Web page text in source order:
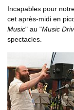
Incapables pour
cet après-midi en
Music" au "Music
spectacles.